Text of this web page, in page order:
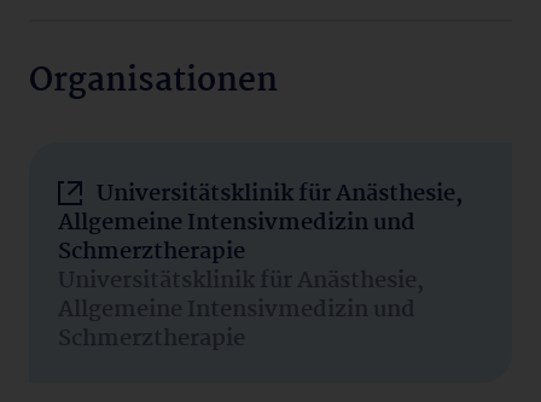
Organisationen
Universitätsklinik für Anästhesie,
Allgemeine Intensivmedizin und
Schmerztherapie
Universitätsklinik für Anästhesie,
Allgemeine Intensivmedizin und
Schmerztherapie